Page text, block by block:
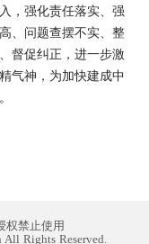
，强化责任落实、强
、问题查摆不实、整
督促纠正，进一步激
气神，为加快建成中
权禁止使用
Rights Reserved.